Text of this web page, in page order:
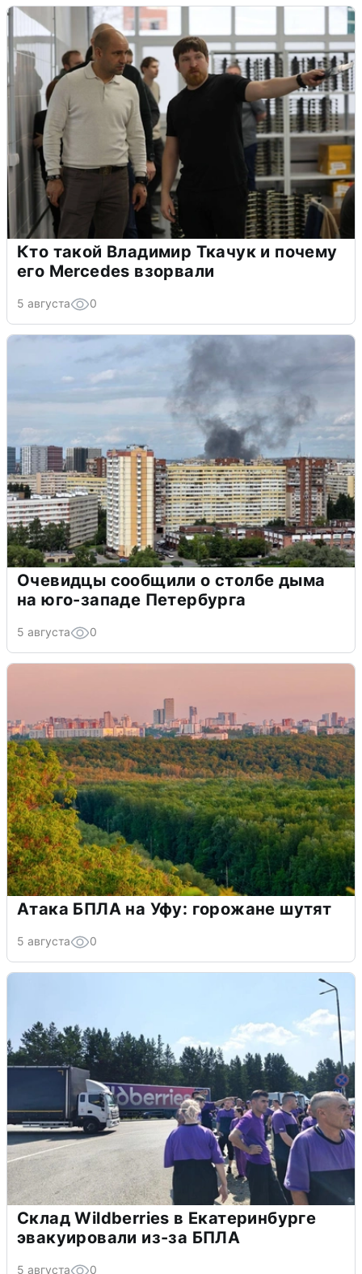
Кто такой Владимир Ткачук и почему
его Mercedes взорвали
5 августа 0
Очевидцы сообщили о столбе дыма
на юго-западе Петербурга
5 августа 0
Атака БПЛА на Уфу: горожане шутят
5 августа 0
Склад Wildberries в Екатеринбурге
эвакуировали из-за БПЛА
5 августа 0